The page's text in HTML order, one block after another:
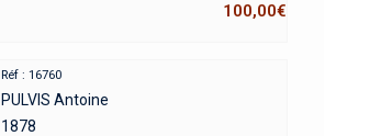
100,00€
Réf : 16760
PULVIS Antoine
1878